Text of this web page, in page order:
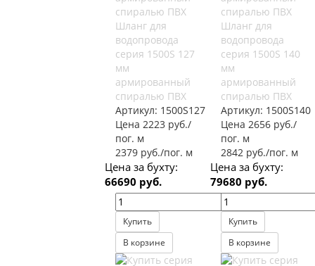
Шланг для
водопровода
серия 1500S 127
мм
армированный
спиралью ПВХ
Артикул: 1500S127
Цена 2223 руб./
пог. м
2379 руб./пог. м
Цена за бухту:
66690 руб.
Купить
В корзине
Шланг для
водопровода
серия 1500S 140
мм
армированный
спиралью ПВХ
Артикул: 1500S140
Цена 2656 руб./
пог. м
2842 руб./пог. м
Цена за бухту:
79680 руб.
Купить
В корзине